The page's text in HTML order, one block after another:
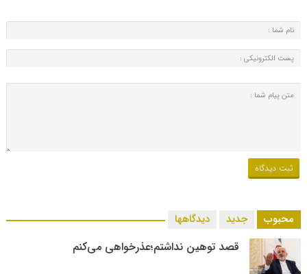
محبوب جدید دیدگاهها
قصد توهین نداشتم؛عذرخواهی می‌کنم